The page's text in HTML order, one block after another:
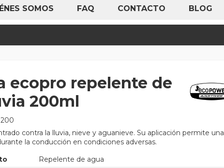
SOMOS FAQ CONTACTO BLOG
ecopro repelente de
200ml
contra la lluvia, nieve y aguanieve. Su aplicación permite una
la conducción en condiciones adversas.
Repelente de agua